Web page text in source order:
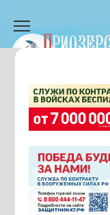
содержанию